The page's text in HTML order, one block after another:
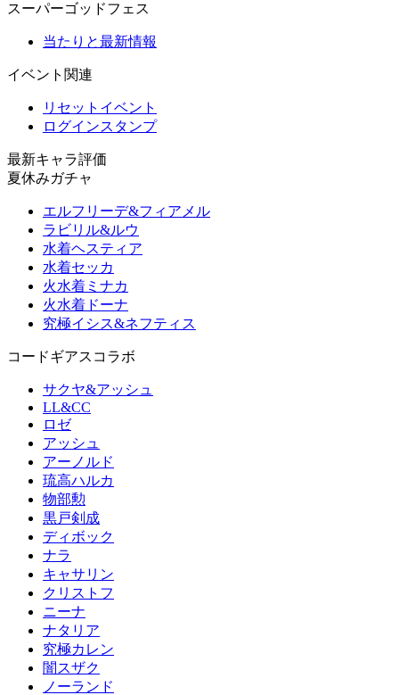
スーパーゴッドフェス
当たりと最新情報
イベント関連
リセットイベント
ログインスタンプ
最新キャラ評価
夏休みガチャ
エルフリーデ&フィアメル
ラビリル&ルウ
水着ヘスティア
水着セッカ
火水着ミナカ
火水着ドーナ
究極イシス&ネフティス
コードギアスコラボ
サクヤ&アッシュ
LL&CC
ロゼ
アッシュ
アーノルド
琉高ハルカ
物部勲
黒戸剣成
ディボック
ナラ
キャサリン
クリストフ
ニーナ
ナタリア
究極カレン
闇スザク
ノーランド